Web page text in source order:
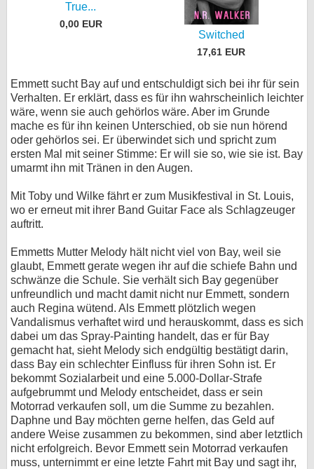
True...
0,00 EUR
Switched
17,61 EUR
Emmett sucht Bay auf und entschuldigt sich bei ihr für sein
Verhalten. Er erklärt, dass es für ihn wahrscheinlich leichter
wäre, wenn sie auch gehörlos wäre. Aber im Grunde
mache es für ihn keinen Unterschied, ob sie nun hörend
oder gehörlos sei. Er überwindet sich und spricht zum
ersten Mal mit seiner Stimme: Er will sie so, wie sie ist. Bay
umarmt ihn mit Tränen in den Augen.
Mit Toby und Wilke fährt er zum Musikfestival in St. Louis,
wo er erneut mit ihrer Band Guitar Face als Schlagzeuger
auftritt.
Emmetts Mutter Melody hält nicht viel von Bay, weil sie
glaubt, Emmett gerate wegen ihr auf die schiefe Bahn und
schwänze die Schule. Sie verhält sich Bay gegenüber
unfreundlich und macht damit nicht nur Emmett, sondern
auch Regina wütend. Als Emmett plötzlich wegen
Vandalismus verhaftet wird und herauskommt, dass es sich
dabei um das Spray-Painting handelt, das er für Bay
gemacht hat, sieht Melody sich endgültig bestätigt darin,
dass Bay ein schlechter Einfluss für ihren Sohn ist. Er
bekommt Sozialarbeit und eine 5.000-Dollar-Strafe
aufgebrummt und Melody entscheidet, dass er sein
Motorrad verkaufen soll, um die Summe zu bezahlen.
Daphne und Bay möchten gerne helfen, das Geld auf
andere Weise zusammen zu bekommen, sind aber letztlich
nicht erfolgreich. Bevor Emmett sein Motorrad verkaufen
muss, unternimmt er eine letzte Fahrt mit Bay und sagt ihr,